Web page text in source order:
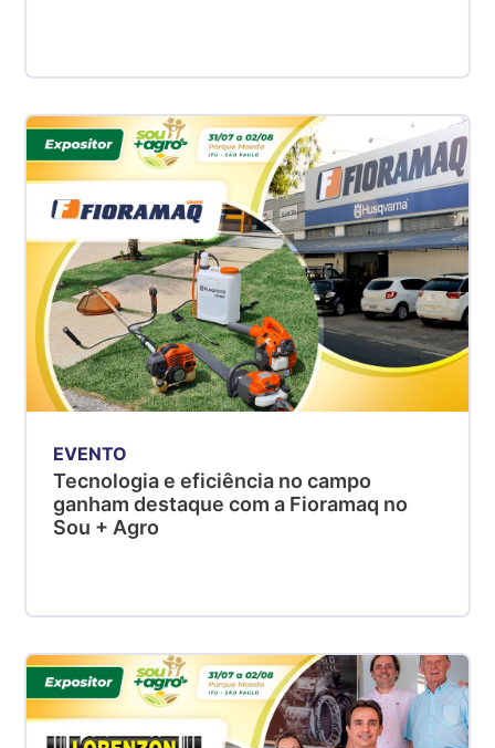
EVENTO
Tecnologia e eficiência no campo
ganham destaque com a Fioramaq no
Sou + Agro